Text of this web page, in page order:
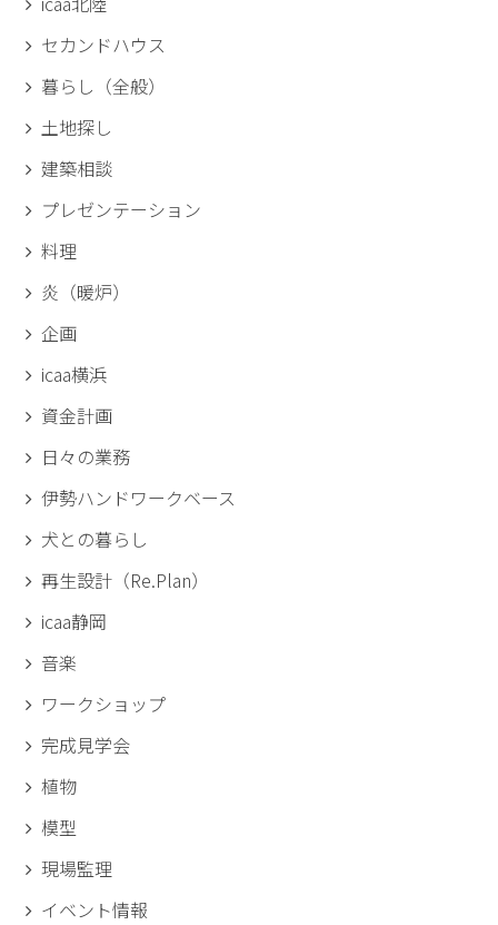
セカンドハウス
暮らし（全般）
土地探し
建築相談
プレゼンテーション
料理
炎（暖炉）
企画
icaa横浜
資金計画
日々の業務
伊勢ハンドワークベース
犬との暮らし
再生設計（Re.Plan）
icaa静岡
音楽
ワークショップ
完成見学会
植物
模型
現場監理
イベント情報